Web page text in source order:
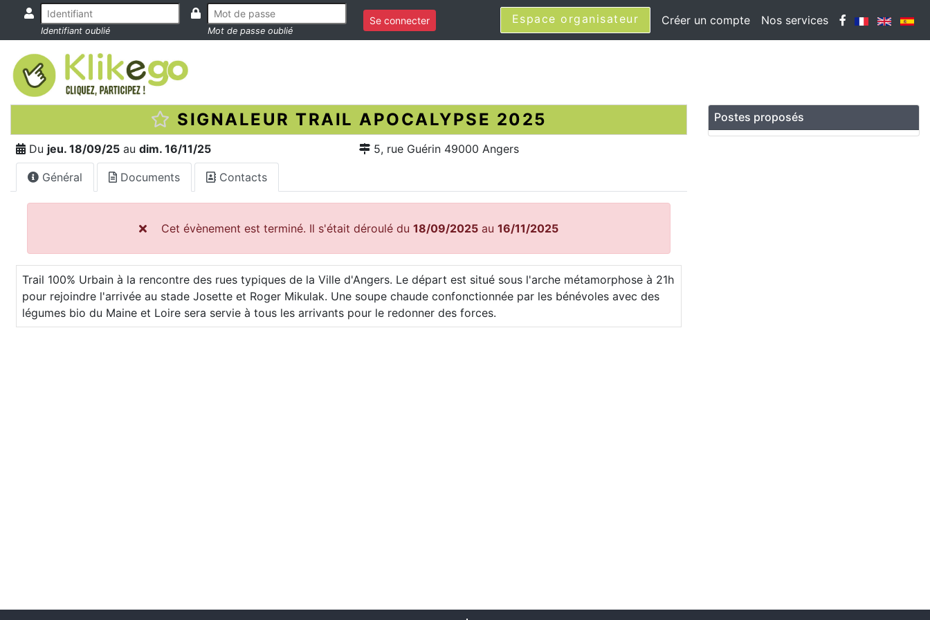
Identifiant oublié Mot de passe oublié
Se connecter Espace organisateur Créer un compte Nos services
SIGNALEUR TRAIL APOCALYPSE 2025
Du jeu. 18/09/25 au dim. 16/11/25 5, rue Guérin 49000 Angers
Général Documents Contacts
Cet évènement est terminé. Il s'était déroulé du 18/09/2025 au 16/11/2025
Trail 100% Urbain à la rencontre des rues typiques de la Ville d'Angers. Le départ est situé sous l'arche métamorphose à 21h
pour rejoindre l'arrivée au stade Josette et Roger Mikulak. Une soupe chaude confonctionnée par les bénévoles avec des
légumes bio du Maine et Loire sera servie à tous les arrivants pour le redonner des forces.
Postes proposés